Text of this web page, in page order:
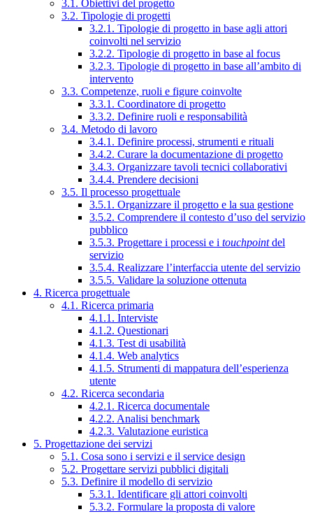
3.1. Obiettivi del progetto
3.2. Tipologie di progetti
3.2.1. Tipologie di progetto in base agli attori
coinvolti nel servizio
3.2.2. Tipologie di progetto in base al focus
3.2.3. Tipologie di progetto in base all’ambito di
intervento
3.3. Competenze, ruoli e figure coinvolte
3.3.1. Coordinatore di progetto
3.3.2. Definire ruoli e responsabilità
3.4. Metodo di lavoro
3.4.1. Definire processi, strumenti e rituali
3.4.2. Curare la documentazione di progetto
3.4.3. Organizzare tavoli tecnici collaborativi
3.4.4. Prendere decisioni
3.5. Il processo progettuale
3.5.1. Organizzare il progetto e la sua gestione
3.5.2. Comprendere il contesto d’uso del servizio
pubblico
3.5.3. Progettare i processi e i touchpointdel
servizio
3.5.4. Realizzare l’interfaccia utente del servizio
3.5.5. Validare la soluzione ottenuta
4. Ricerca progettuale
4.1. Ricerca primaria
4.1.1. Interviste
4.1.2. Questionari
4.1.3. Test di usabilità
4.1.4. Web analytics
4.1.5. Strumenti di mappatura dell’esperienza
utente
4.2. Ricerca secondaria
4.2.1. Ricerca documentale
4.2.2. Analisi benchmark
4.2.3. Valutazione euristica
5. Progettazione dei servizi
5.1. Cosa sono i servizi e il service design
5.2. Progettare servizi pubblici digitali
5.3. Definire il modello di servizio
5.3.1. Identificare gli attori coinvolti
5.3.2. Formulare la proposta di valore